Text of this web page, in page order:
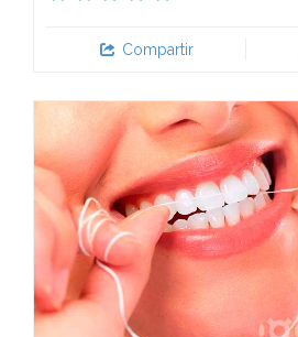
Compartir